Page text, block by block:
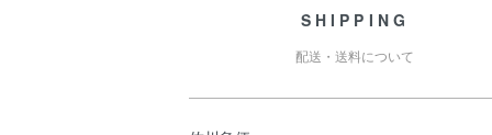
SHIPPING
配送・送料について